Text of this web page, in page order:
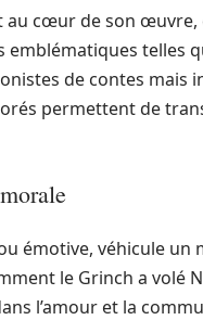
au cœur de son
emblématiques telles
de contes mais
permettent de
émotive, véhicule un
le Grinch a volé
l’amour et la